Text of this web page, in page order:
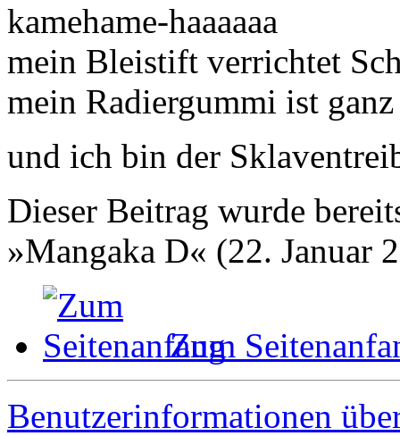
kamehame-haaaaaa
mein Bleistift verrichtet
mein Radiergummi ist
und ich bin der
Dieser Beitrag wurde
»Mangaka D« (22. Januar
Zum
Benutzerinformationen